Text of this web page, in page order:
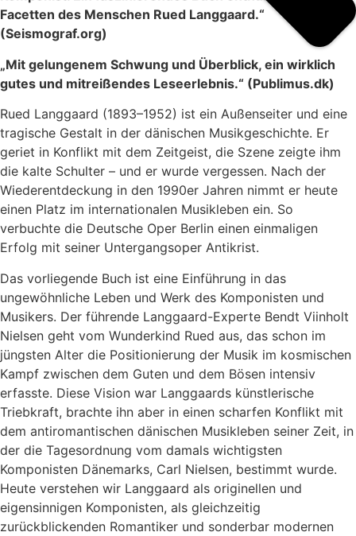
Facetten des Menschen Rued Langgaard.“
(Seismograf.org)
„Mit gelungenem Schwung und Überblick, ein wirklich
gutes und mitreißendes Leseerlebnis.“ (Publimus.dk)
Rued Langgaard (1893–1952) ist ein Außenseiter und eine
tragische Gestalt in der dänischen Musikgeschichte. Er
geriet in Konflikt mit dem Zeitgeist, die Szene zeigte ihm
die kalte Schulter – und er wurde vergessen. Nach der
Wiederentdeckung in den 1990er Jahren nimmt er heute
einen Platz im internationalen Musikleben ein. So
verbuchte die Deutsche Oper Berlin einen einmaligen
Erfolg mit seiner Untergangsoper Antikrist.
Das vorliegende Buch ist eine Einführung in das
ungewöhnliche Leben und Werk des Komponisten und
Musikers. Der führende Langgaard-Experte Bendt Viinholt
Nielsen geht vom Wunderkind Rued aus, das schon im
jüngsten Alter die Positionierung der Musik im kosmischen
Kampf zwischen dem Guten und dem Bösen intensiv
erfasste. Diese Vision war Langgaards künstlerische
Triebkraft, brachte ihn aber in einen scharfen Konflikt mit
dem antiromantischen dänischen Musikleben seiner Zeit, in
der die Tagesordnung vom damals wichtigsten
Komponisten Dänemarks, Carl Nielsen, bestimmt wurde.
Heute verstehen wir Langgaard als originellen und
eigensinnigen Komponisten, als gleichzeitig
zurückblickenden Romantiker und sonderbar modernen